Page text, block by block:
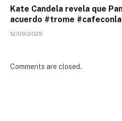
Kate Candela revela que
acuerdo #trome
12/09/2025
Comments are closed.